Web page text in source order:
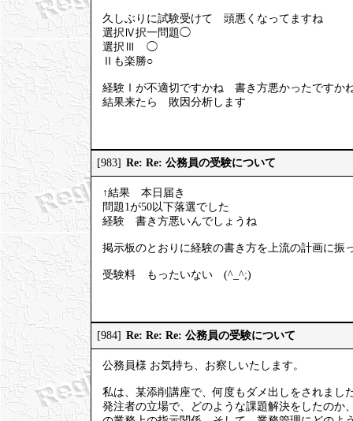
久しぶりに試験受けて 頭悪くなってますね
選択Ⅳ択一問題◯
選択Ⅲ ◯
Ⅱも楽勝○
経験Ⅰが不適切ですかね 書き方悪かったですか
結果来たら 敗因分析します
[983] Re: Re: 公務員の受験について
↑結果 本日届き
問題1が50以下落選でした
経験 書き方悪いんでしょうね
掲示板のとおりに経験の書き方を上流の計画に振
受験料 もったいない (^_^;)
[984] Re: Re: Re: 公務員の受験について
公務員様 お気持ち、お察しいたします。
私は、某添削講座で、何度もダメ出しをされまし
発注者の立場で、どのような課題解決をしたのか